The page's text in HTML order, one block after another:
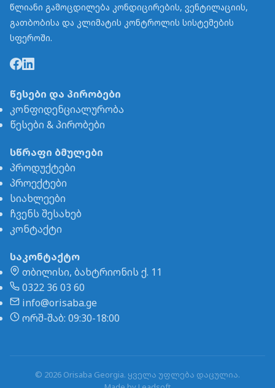
წლიანი გამოცდილება კონდიცირების, ვენტილაციის,
გათბობისა და კლიმატის კონტროლის სისტემების
სფეროში.
წესები და პირობები
კონფიდენციალურობა
წესები & პირობები
სწრაფი ბმულები
პროდუქტები
პროექტები
სიახლეები
ჩვენს შესახებ
კონტაქტი
საკონტაქტო
თბილისი, ბახტრიონის ქ. 11
0322 36 03 60
info@orisaba.ge
ორშ-შაბ: 09:30-18:00
© 2026 Orisaba Georgia. ყველა უფლება დაცულია.